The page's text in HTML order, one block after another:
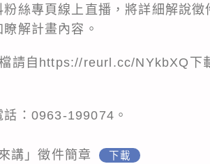
絲專頁線上直播，將詳細解說徵
解計畫內容。
請自 https://reurl.cc/NYkbXQ 下
：0963-199074。
講」徵件簡章 下載